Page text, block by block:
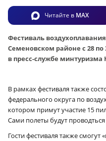
Читайте в MAX
Фестиваль
Семеновском районе с 28 по
в пресс-службе минтуризма
В рамках фестиваля также
федерального округа по
котором примут участие 15
Сами полеты будут проводться
Гости фестиваля также